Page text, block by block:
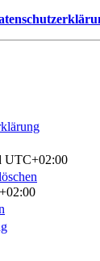
UTC+02:00